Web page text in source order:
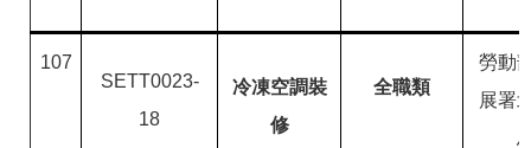
107
SETT0023-
18
冷凍空調裝
修
全職類
勞動
展署